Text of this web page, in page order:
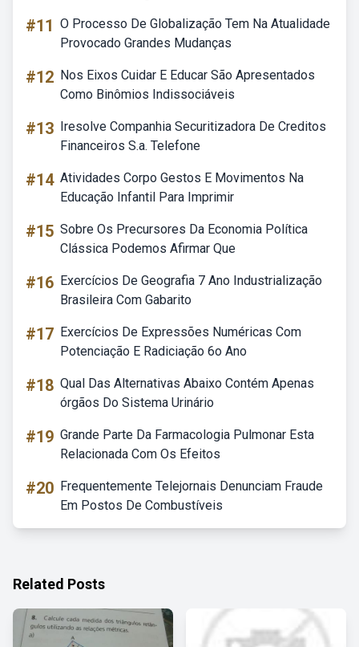
#11 O Processo De Globalização Tem Na Atualidade
Provocado Grandes Mudanças
#12 Nos Eixos Cuidar E Educar São Apresentados
Como Binômios Indissociáveis
#13 Iresolve Companhia Securitizadora De Creditos
Financeiros S.a. Telefone
#14 Atividades Corpo Gestos E Movimentos Na
Educação Infantil Para Imprimir
#15 Sobre Os Precursores Da Economia Política
Clássica Podemos Afirmar Que
#16 Exercícios De Geografia 7 Ano Industrialização
Brasileira Com Gabarito
#17 Exercícios De Expressões Numéricas Com
Potenciação E Radiciação 6o Ano
#18 Qual Das Alternativas Abaixo Contém Apenas
órgãos Do Sistema Urinário
#19 Grande Parte Da Farmacologia Pulmonar Esta
Relacionada Com Os Efeitos
#20 Frequentemente Telejornais Denunciam Fraude
Em Postos De Combustíveis
Related Posts